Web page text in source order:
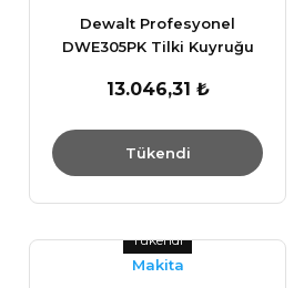
Dewalt Profesyonel
DWE305PK Tilki Kuyruğu
13.046,31 ₺
Tükendi
Tükendi
Makita